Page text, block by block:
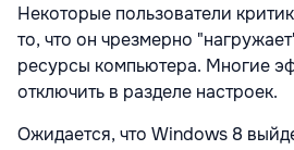
Некоторые пользователи
то, что он чрезмерно
ресурсы компьютера. Многие
отключить в разделе настроек.
Ожидается, что Windows 8